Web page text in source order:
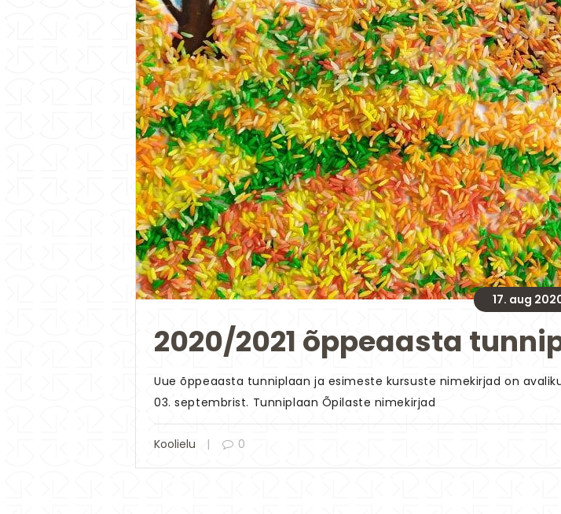
17. aug
2020/2021 õppeaasta
Uue õppeaasta tunniplaan ja esimeste kursuste nimekirjad on
03. septembrist. Tunniplaan Õpilaste nimekirjad
Koolielu 0